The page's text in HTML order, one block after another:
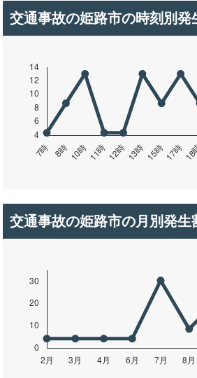
交通事故の姫路市の時刻別発
交通事故の姫路市の月別発生